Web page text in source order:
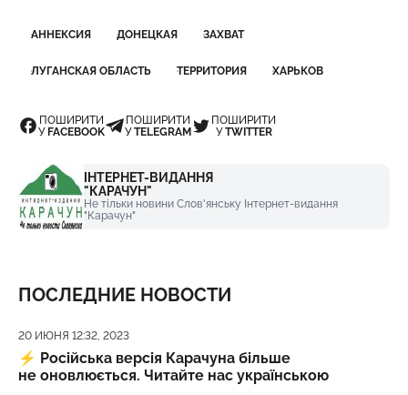
АННЕКСИЯ ДОНЕЦКАЯ ЗАХВАТ
ЛУГАНСКАЯ ОБЛАСТЬ ТЕРРИТОРИЯ ХАРЬКОВ
ПОШИРИТИ
УFACEBOOK
ПОШИРИТИ
УTELEGRAM
ПОШИРИТИ
УTWITTER
ІНТЕРНЕТ-ВИДАННЯ
"КАРАЧУН"
Не тільки новини Слов'янську Інтернет-видання
"Карачун"
ПОСЛЕДНИЕ НОВОСТИ
Дата публикации
20 ИЮНЯ 12:32, 2023
⚡️ Російська версія Карачуна більше
не оновлюється. Читайте нас українською